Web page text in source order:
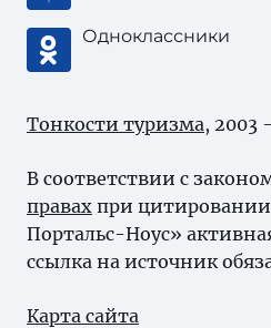
Одноклассники
Тонкости туризма, 2003
В соответствии с
правах при
Портальс-Ноус»
ссылка на источник
Карта сайта